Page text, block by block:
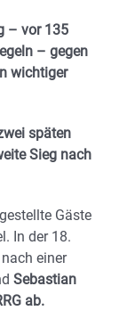
– vor 135
– gegen
wichtiger
späten
Sieg nach
Gäste
In der 18.
einer
Sebastian
ab.